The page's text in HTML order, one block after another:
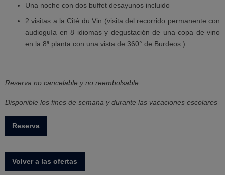
Una noche con dos buffet desayunos incluido
2 visitas a la Cité du Vin (visita del recorrido permanente con
audioguía en 8 idiomas y degustación de una copa de vino
en la 8ª planta con una vista de 360° de Burdeos )
Reserva no cancelable y no reembolsable
Disponible los fines de semana y durante las vacaciones escolares
Reserva
Volver a las ofertas